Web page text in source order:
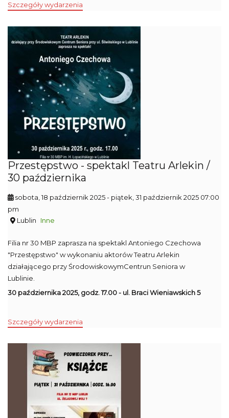
Szczegóły wydarzenia
Przestępstwo - spektakl Teatru Arlekin /
30 października
sobota, 18 październik 2025- piątek, 31 październik 2025 07:00
pm
Lublin
Inne
Filia nr 30 MBP zaprasza na spektakl Antoniego Czechowa
"Przestępstwo" w wykonaniu aktorów Teatru Arlekin
działającego przy ŚrodowiskowymCentrun Seniora w
Lublinie.
30 października 2025, godz. 17.00 - ul. Braci Wieniawskich 5
Szczegóły wydarzenia